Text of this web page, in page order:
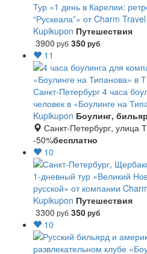
Тур «1 день в Карелии:
“Рускеала”» от Charm Travel
Kupikupon Путешествия
3900 руб 350руб
11
Санкт-Петербург 4 часа
человек в «Боулинге на
Kupikupon Боулинг,
Санкт-Петербург, улица
-50%бесплатно
10
1-дневный тур «Великий
русской» от компании
Kupikupon Путешествия
3300 руб 350руб
10